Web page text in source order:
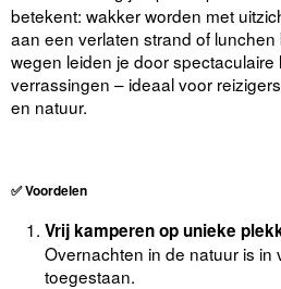
betekent: wakker worden met
aan een verlaten strand of
wegen leiden je door
verrassingen – ideaal voor
en natuur.
✅Voordelen
Vrij kamperen op unieke
Overnachten in de natuur is in
toegestaan.